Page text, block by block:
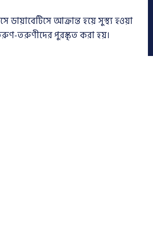
ডায়াবেটিসে আক্রান্ত হয়ে সুস্থ্য হওয়া
তরুণীদের পুরস্কৃত করা হয়।